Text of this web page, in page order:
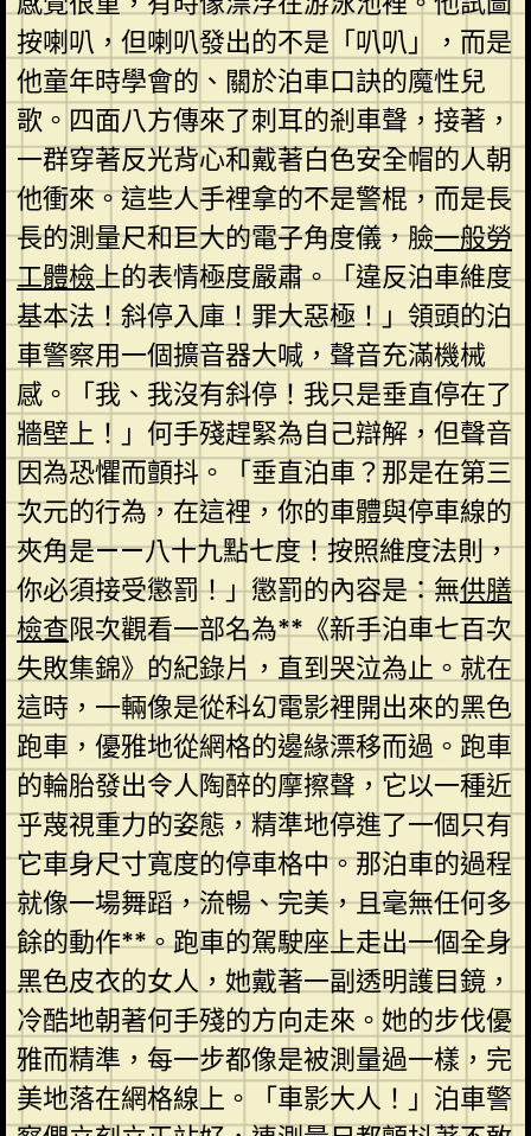
按喇叭，但喇叭發出的不是「叭叭」，而是
他童年時學會的、關於泊車口訣的魔性兒
歌。四面八方傳來了刺耳的剎車聲，接著，
一群穿著反光背心和戴著白色安全帽的人朝
他衝來。這些人手裡拿的不是警棍，而是長
長的測量尺和巨大的電子角度儀，臉一般勞
工體檢上的表情極度嚴肅。「違反泊車維度
基本法！斜停入庫！罪大惡極！」領頭的泊
車警察用一個擴音器大喊，聲音充滿機械
感。「我、我沒有斜停！我只是垂直停在了
牆壁上！」何手殘趕緊為自己辯解，但聲音
因為恐懼而顫抖。「垂直泊車？那是在第三
次元的行為，在這裡，你的車體與停車線的
夾角是——八十九點七度！按照維度法則，
你必須接受懲罰！」懲罰的內容是：無供膳
檢查限次觀看一部名為**《新手泊車七百次
失敗集錦》的紀錄片，直到哭泣為止。就在
這時，一輛像是從科幻電影裡開出來的黑色
跑車，優雅地從網格的邊緣漂移而過。跑車
的輪胎發出令人陶醉的摩擦聲，它以一種近
乎蔑視重力的姿態，精準地停進了一個只有
它車身尺寸寬度的停車格中。那泊車的過程
就像一場舞蹈，流暢、完美，且毫無任何多
餘的動作**。跑車的駕駛座上走出一個全身
黑色皮衣的女人，她戴著一副透明護目鏡，
冷酷地朝著何手殘的方向走來。她的步伐優
雅而精準，每一步都像是被測量過一樣，完
美地落在網格線上。「車影大人！」泊車警